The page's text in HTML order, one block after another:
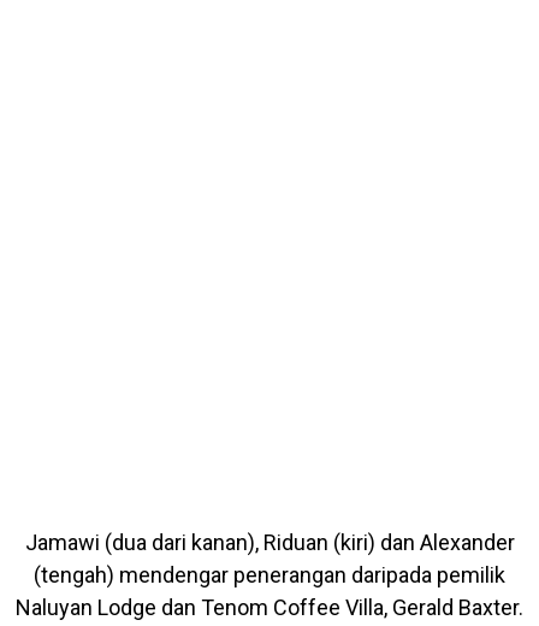
Jamawi (dua dari kanan), Riduan (kiri) dan Alexander
(tengah) mendengar penerangan daripada pemilik
Naluyan Lodge dan Tenom Coffee Villa, Gerald Baxter.